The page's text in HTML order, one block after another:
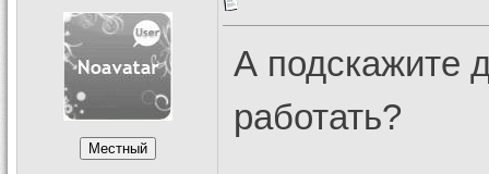
А подскажите
работать?